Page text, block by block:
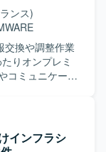
ンス)
交換や調整作業
りオンプレミ
コミュニケーシ
ットワーク系
トをご担当い
インフラシ